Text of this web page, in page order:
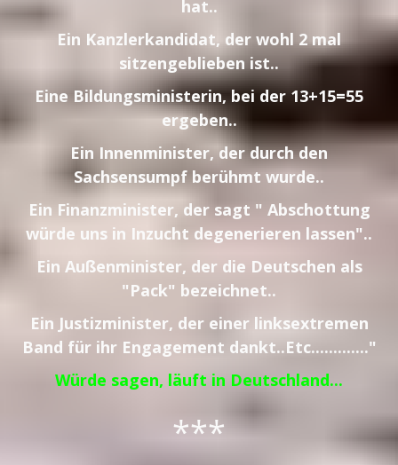
hat..
Ein Kanzlerkandidat, der wohl 2 mal
sitzengeblieben ist..
Eine Bildungsministerin, bei der 13+15=55
ergeben..
Ein Innenminister, der durch den
Sachsensumpf berühmt wurde..
Ein Finanzminister, der sagt " Abschottung
würde uns in Inzucht degenerieren lassen"..
Ein Außenminister, der die Deutschen als
"Pack" bezeichnet..
Ein Justizminister, der einer linksextremen
Band für ihr Engagement dankt..Etc............."
Würde sagen, läuft in Deutschland...
***